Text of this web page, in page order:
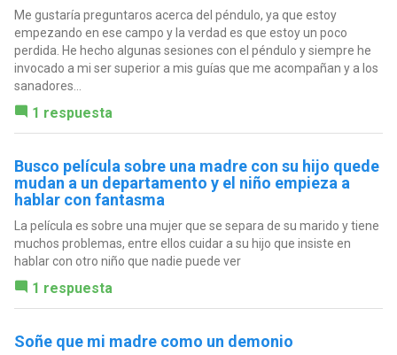
Me gustaría preguntaros acerca del péndulo, ya que estoy
empezando en ese campo y la verdad es que estoy un poco
perdida. He hecho algunas sesiones con el péndulo y siempre he
invocado a mi ser superior a mis guías que me acompañan y a los
sanadores...
1 respuesta
Busco película sobre una madre con su hijo quede
mudan a un departamento y el niño empieza a
hablar con fantasma
La película es sobre una mujer que se separa de su marido y tiene
muchos problemas, entre ellos cuidar a su hijo que insiste en
hablar con otro niño que nadie puede ver
1 respuesta
Soñe que mi madre como un demonio